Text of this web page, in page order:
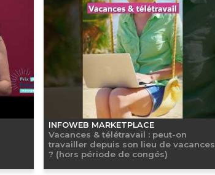
INFOWEB MARKETPLACE
Vacances & télétravail : peut-on
travailler depuis son lieu de vacances
? (hors période de congés)